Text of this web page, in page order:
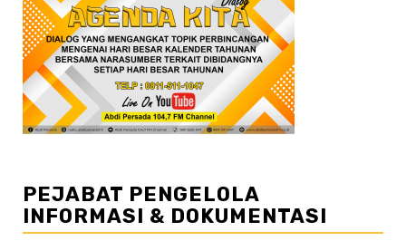
PEJABAT PENGELOLA
INFORMASI & DOKUMENTASI